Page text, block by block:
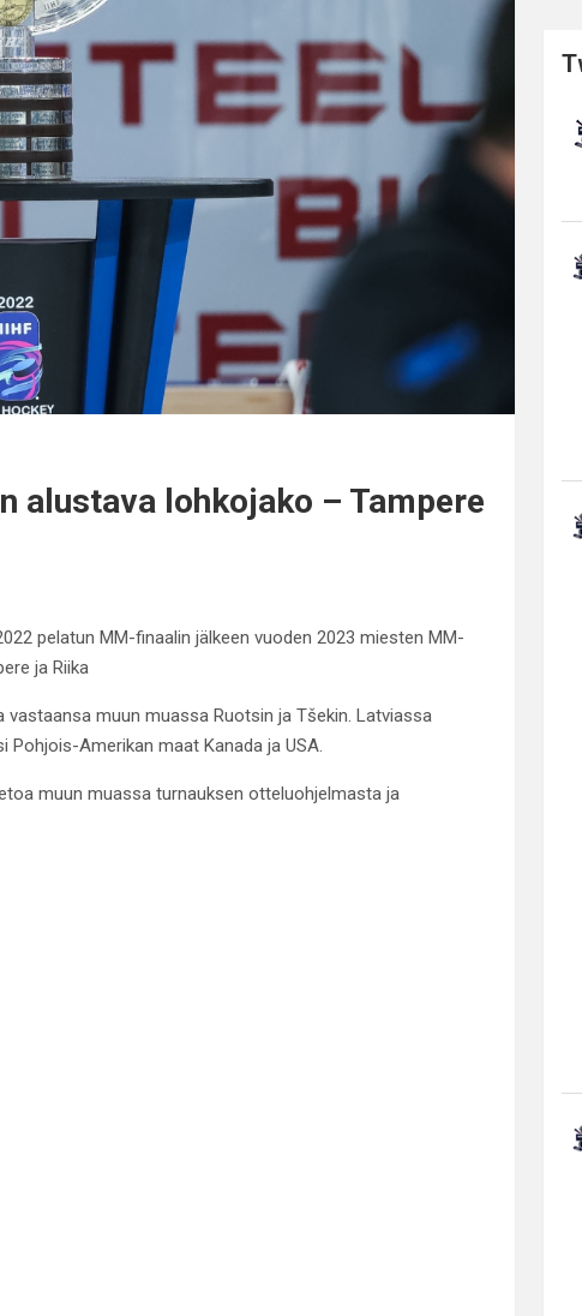
alustava lohkojako – Tampere
pelatun MM-finaalin jälkeen vuoden 2023 miesten MM-
ja Riika
muun muassa Ruotsin ja Tšekin. Latviassa
Amerikan maat Kanada ja USA.
muun muassa turnauksen otteluohjelmasta ja
c